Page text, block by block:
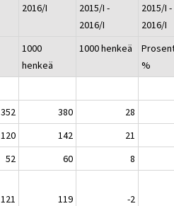
2016/I
2015/I -
2016/I
2015/I -
2016/I
1000
henkeä
1000 henkeä
%
352 380 28
120 142 21
52 60 8
121 119 -2